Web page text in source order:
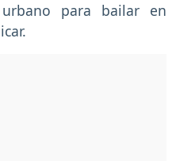
para bailar en